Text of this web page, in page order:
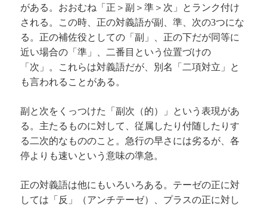
がある。おおむね「正＞副＞準＞次」とランク付け
される。この時、正の対義語が副、準、次の3つにな
る。正の補佐役としての「副」、正の下だが同等に
近い場合の「準」、二番目という位置づけの
「次」。これらは対義語だが、別名「二項対立」と
も言われることがある。
副と次をくっつけた「副次（的）」という表現があ
る。主たるものに対して、従属したり付随したりす
る二次的なもののこと。急行の早さには劣るが、各
停よりも速いという意味の準急。
正の対義語は他にもいろいろある。テーゼの正に対
しては「反」（アンチテーゼ）、プラスの正に対し